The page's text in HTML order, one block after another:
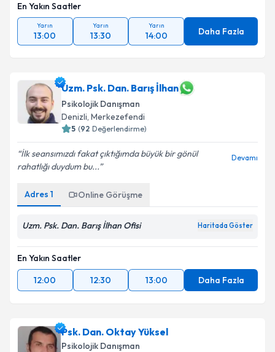
En Yakın Saatler
Yarın
13:00
Yarın
13:30
Yarın
14:00 Daha Fazla
Uzm. Psk. Dan. Barış İlhan
Psikolojik Danışman
Denizli, Merkezefendi
5 (92 Değerlendirme)
İlk seansımızdı fakat çıktığımda büyük bir gönül
rahatlığı duydum bu...
Devamı
Adres 1 Online Görüşme
Uzm. Psk. Dan. Barış İlhan Ofisi Haritada Göster
En Yakın Saatler
12:00
12:30 13:00 Daha Fazla
Psk. Dan. Oktay Yüksel
Psikolojik Danışman